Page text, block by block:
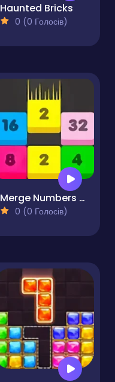
Haunted Bricks
0 (0 Голосів)
Merge Numbers - Drop The Numbers
0 (0 Голосів)